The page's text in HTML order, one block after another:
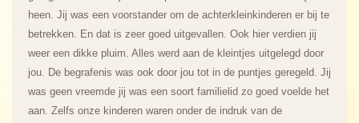
heen. Jij was een voorstander om de achterkleinkinderen er bij te
betrekken. En dat is zeer goed uitgevallen. Ook hier verdien jij
weer een dikke pluim. Alles werd aan de kleintjes uitgelegd door
jou. De begrafenis was ook door jou tot in de puntjes geregeld. Jij
was geen vreemde jij was een soort familielid zo goed voelde het
aan. Zelfs onze kinderen waren onder de indruk van de